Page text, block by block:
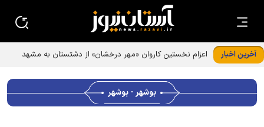
آخرین اخبار
اعزام نخستین کاروان «مهر درخشان» از دشتستان به مشهد
بوشهر - بوشهر